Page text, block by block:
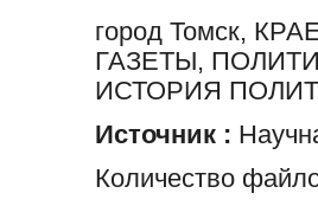
город Томск,
ГАЗЕТЫ,
ИСТОРИЯ
Источник :
Количество